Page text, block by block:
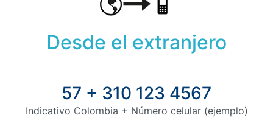
Desde el extranjero
57 + 310 123 4567
Indicativo Colombia + Número celular (ejemplo)